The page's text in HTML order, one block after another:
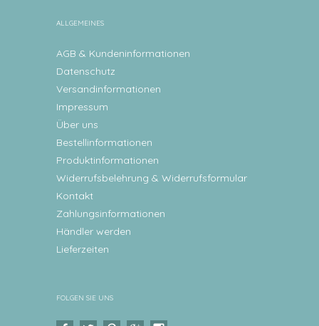
ALLGEMEINES
AGB & Kundeninformationen
Datenschutz
Versandinformationen
Impressum
Über uns
Bestellinformationen
Produktinformationen
Widerrufsbelehrung & Widerrufsformular
Kontakt
Zahlungsinformationen
Händler werden
Lieferzeiten
FOLGEN SIE UNS